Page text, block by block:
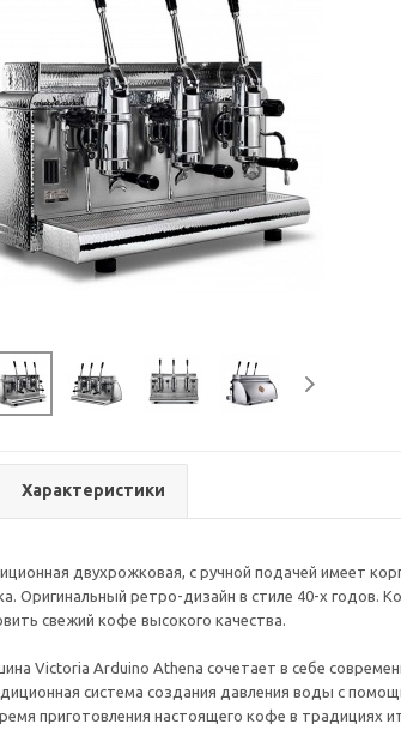
Характеристики
двухрожковая, с ручной подачей имеет
Оригинальный ретро-дизайн в стиле 40-х годов.
свежий кофе высокого качества.
Victoria Arduino Athena сочетает в себе
система создания давления воды с
приготовления настоящего кофе в традициях